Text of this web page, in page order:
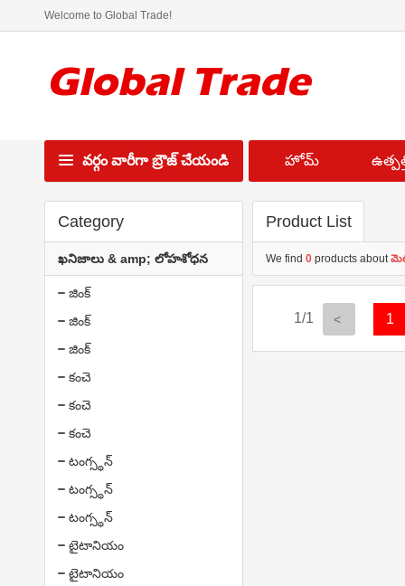
Welcome to Global Trade!
వర్గం వారీగా బ్రౌజ్ చేయండి హోమ్
Category
ఖనిజాలు & amp; లోహశోధన
జింక్
జింక్
జింక్
కంచె
కంచె
కంచె
టంగ్స్థన్
టంగ్స్థన్
టంగ్స్థన్
టైటానియం
టైటానియం
Product List
We find 0 products about
1/1 1